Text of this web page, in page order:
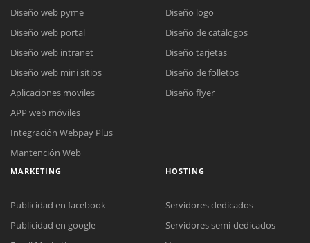
Reunión online
Diseño web pyme
Diseño web portal
Diseño web intranet
Diseño web mini sitios
Aplicaciones moviles
APP web móviles
Integración Webpay Plus
Mantención Web
Diseño logo
Diseño de catálogos
Diseño tarjetas
Diseño de folletos
Diseño flyer
MARKETING
Publicidad en facebook
Publicidad en google
HOSTING
Servidores dedicados
Servidores semi-dedicados